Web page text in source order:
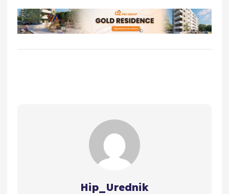
Hip_Urednik